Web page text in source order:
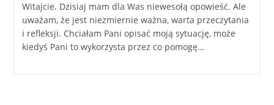
Witajcie. Dzisiaj mam dla Was niewesołą opowieść. Ale
uważam, że jest niezmiernie ważna, warta przeczytania
i refleksji. Chciałam Pani opisać moją sytuację, może
kiedyś Pani to wykorzysta przez co pomogę…